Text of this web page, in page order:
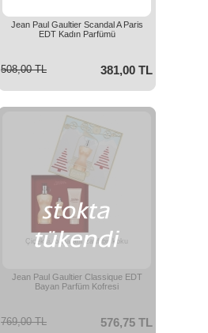
Jean Paul Gaultier Scandal A Paris
EDT Kadın Parfümü
381,00 TL
508,00 TL
Çiçeksi, baharatlı zarif bir koku
Jean Paul Gaultier Classique EDT
Bayan Parfüm Kofresi
576,75 TL
769,00 TL